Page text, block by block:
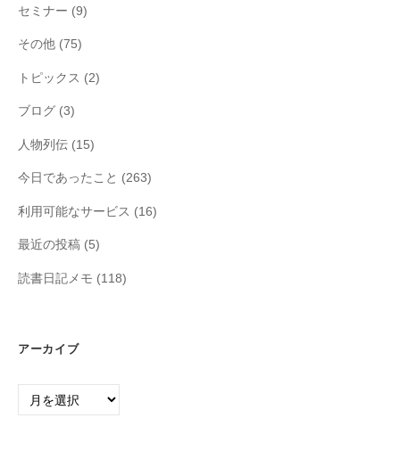
セミナー (9)
その他 (75)
トピックス (2)
ブログ (3)
人物列伝 (15)
今日であったこと (263)
利用可能なサービス (16)
最近の投稿 (5)
読書日記メモ (118)
アーカイブ